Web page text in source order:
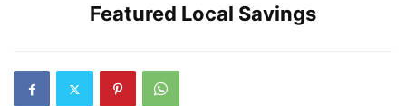
Featured Local Savings